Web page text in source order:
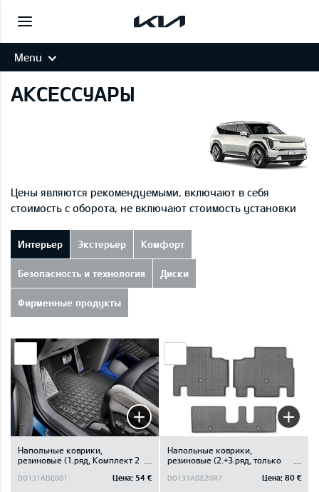
Menu
АКСЕССУАРЫ
Цены являются рекомендуемыми, включают в себя
стоимость с оборота, не включают стоимость установки
Интерьер Экстерьер Комфорт
Безопасность и технология Диски
Фирменные продукты
Напольные коврики,
резиновые (1.ряд, Kомплект 2
DO131ADE001 Цена: 54 €
Напольные коврики,
резиновые (2.+3.ряд, только
DO131ADE20R7 Цена: 80 €